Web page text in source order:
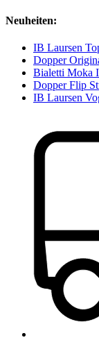
Neuheiten:
IB Laursen
Dopper
Bialetti Moka
Dopper Flip
IB Laursen